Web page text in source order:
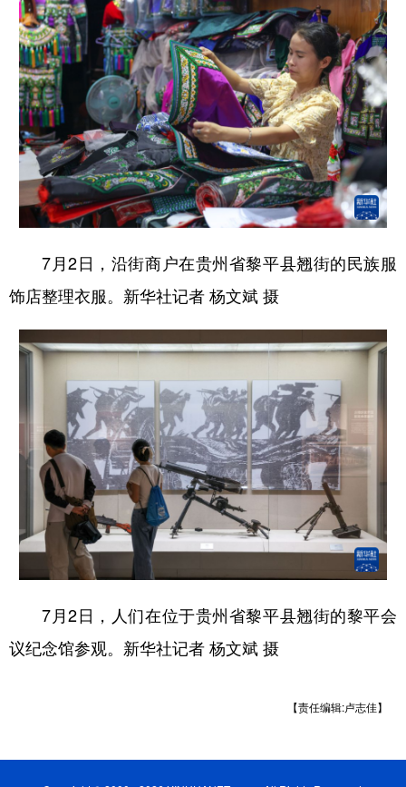
7月2日，沿街商户在贵州省黎平县翘街的民族服
饰店整理衣服。新华社记者 杨文斌 摄
7月2日，人们在位于贵州省黎平县翘街的黎平会
议纪念馆参观。新华社记者 杨文斌 摄
【责任编辑:卢志佳】